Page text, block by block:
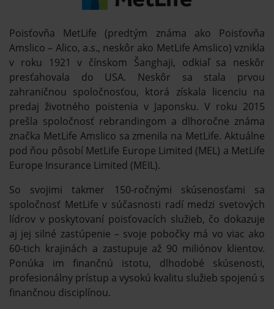
Poisťovňa MetLife (predtým známa ako Poisťovňa
Amslico – Alico, a.s., neskôr ako MetLife Amslico) vznikla
v roku 1921 v čínskom Šanghaji, odkiaľ sa neskôr
presťahovala do USA. Neskôr sa stala prvou
zahraničnou spoločnosťou, ktorá získala licenciu na
predaj životného poistenia v Japonsku. V roku 2015
prešla spoločnosť rebrandingom a dlhoročne známa
značka MetLife Amslico sa zmenila na MetLife. Aktuálne
pod ňou pôsobí MetLife Europe Limited (MEL) a MetLife
Europe Insurance Limited (MEIL).
So svojimi takmer 150-ročnými skúsenosťami sa
spoločnosť MetLife v súčasnosti radí medzi svetových
lídrov v poskytovaní poisťovacích služieb, čo dokazuje
aj jej silné zastúpenie – svoje pobočky má vo viac ako
60-tich krajinách a zastupuje až 90 miliónov klientov.
Ponúka im finančnú istotu, dlhodobé skúsenosti,
profesionálny prístup a vysokú kvalitu služieb spojenú s
finančnou disciplínou.